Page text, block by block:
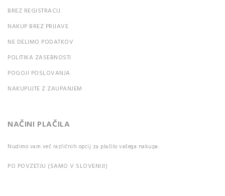
BREZ REGISTRACIJ
NAKUP BREZ PRIJAVE
NE DELIMO PODATKOV
POLITIKA ZASEBNOSTI
POGOJI POSLOVANJA
NAKUPUJTE Z ZAUPANJEM
NAČINI PLAČILA
Nudimo vam več različnih opcij za plačilo vašega nakupa:
PO POVZETJU (SAMO V SLOVENIJI)